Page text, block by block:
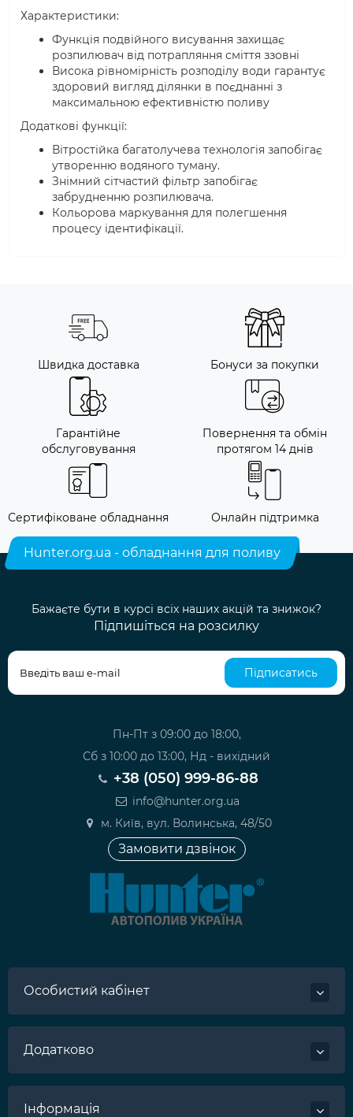
Характеристики:
Функція подвійного висування захищає
розпилювач від потрапляння сміття ззовні
Висока рівномірність розподілу води гарантує
здоровий вигляд ділянки в поєднанні з
максимальною ефективністю поливу
Додаткові функції:
Вітростійка багатолучева технологія запобігає
утворенню водяного туману.
Знімний сітчастий фільтр запобігає
забрудненню розпилювача.
Кольорова маркування для полегшення
процесу ідентифікації.
Швидка доставка Бонуси за покупки
Гарантійне
обслуговування
Повернення та обмін
протягом 14 днів
Сертифіковане обладнання Онлайн підтримка
Hunter.org.ua - обладнання для поливу
Бажаєте бути в курсі всіх наших акцій та знижок?
Підпишіться на розсилку
Підписатись
Пн-Пт з 09:00 до 18:00,
Сб з 10:00 до 13:00, Нд - вихідний
+38 (050) 999-86-88
info@hunter.org.ua
м. Київ, вул. Волинська, 48/50
Замовити дзвінок
Особистий кабінет
Додатково
Інформація